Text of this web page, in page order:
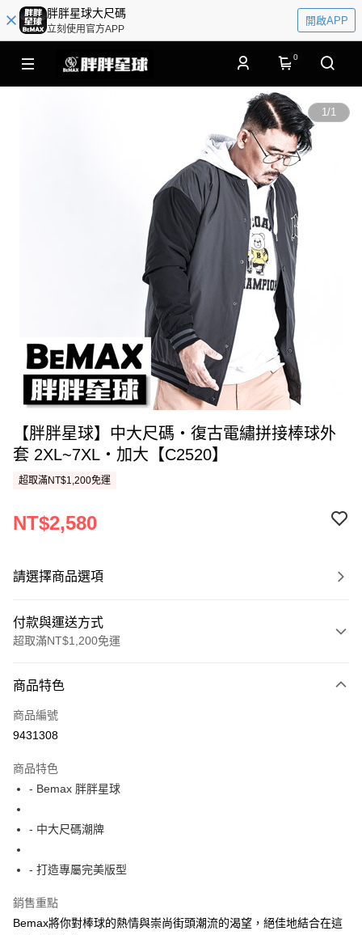
胖胖星球大尺碼
立刻使用官方APP
開啟APP
0
1/1
【胖胖星球】中大尺碼‧復古電繡拼接棒球外
套 2XL~7XL‧加大【C2520】
超取滿NT$1,200免運
NT$2,580
請選擇商品選項
付款與運送方式
超取滿NT$1,200免運
信用卡一次付款
超商取貨付款
Apple Pay
街口支付
AFTEE先享後付
相關說明
AFTEE先享後付是「在收到商品之後才付款」的支付方式。 讓您購物簡單
ATM付款
商品特色
商品編號
9431308
商品特色
- Bemax 胖胖星球
- 中大尺碼潮牌
- 打造專屬完美版型
銷售重點
Bemax將你對棒球的熱情與崇尚街頭潮流的渴望，絕佳地結合在這